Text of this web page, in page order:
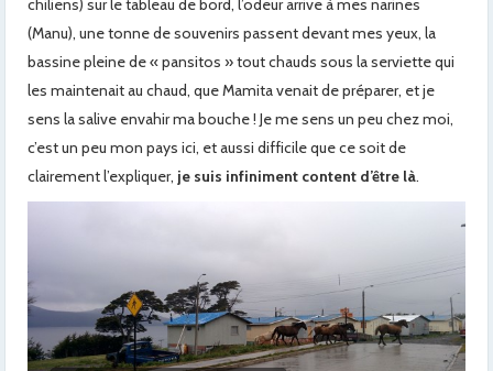
(Manu), une tonne de souvenirs passent devant mes yeux, la
bassine pleine de « pansitos » tout chauds sous la serviette qui
les maintenait au chaud, que Mamita venait de préparer, et je
sens la salive envahir ma bouche ! Je me sens un peu chez moi,
c’est un peu mon pays ici, et aussi difficile que ce soit de
clairement l’expliquer, je suis infiniment content d’être là.